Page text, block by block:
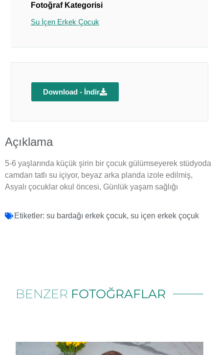
Fotoğraf Kategorisi
Su İçen Erkek Çocuk
Download - İndir
Açıklama
5-6 yaşlarında küçük şirin bir çocuk gülümseyerek stüdyoda
camdan tatlı su içiyor, beyaz arka planda izole edilmiş,
Asyalı çocuklar okul öncesi, Günlük yaşam sağlığı
Etiketler: su bardağı erkek çocuk, su içen erkek çoçuk
BENZER FOTOĞRAFLAR